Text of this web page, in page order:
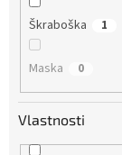
Škraboška 1
Maska 0
Vlastnosti